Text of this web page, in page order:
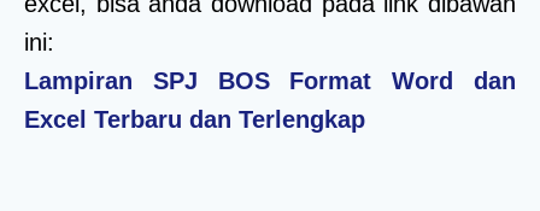
ini:
Lampiran SPJ BOS Format Word dan
Excel Terbaru dan Terlengkap